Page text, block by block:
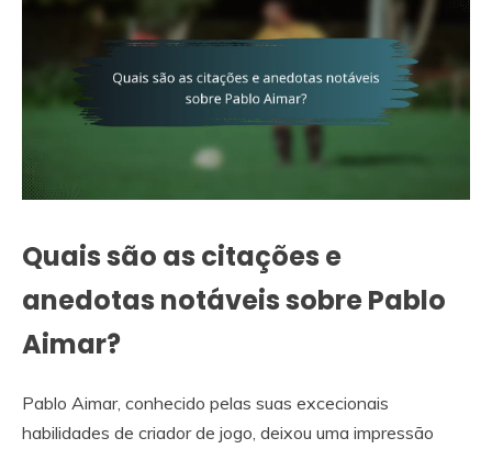
Quais são as citações e
anedotas notáveis sobre Pablo
Aimar?
Pablo Aimar, conhecido pelas suas excecionais
habilidades de criador de jogo, deixou uma impressão